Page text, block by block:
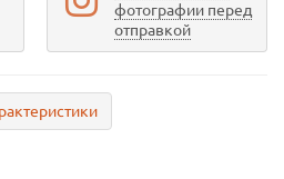
фотографии перед
отправкой